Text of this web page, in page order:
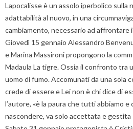
Lapocalisse è un assolo iperbolico
adattabilità al nuovo, in una
cambiamento, necessario ad affrontare
Giovedì 15 gennaio Alessandro
e Marina Massironi propongono la
Madaula La tigre. Ossia il confronto tra
uomo di fumo. Accomunati da una sola
crede di essere e Lei non è chi dice di
l’autore, «è la paura che tutti abbiamo e
nascondere, va solo accettata e gestita